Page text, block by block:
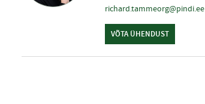
richard.tammeorg@pindi.ee
VÕTA ÜHENDUST